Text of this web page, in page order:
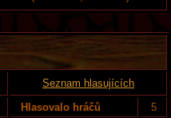
Seznam hlasujících
Hlasovalo hráčů 5